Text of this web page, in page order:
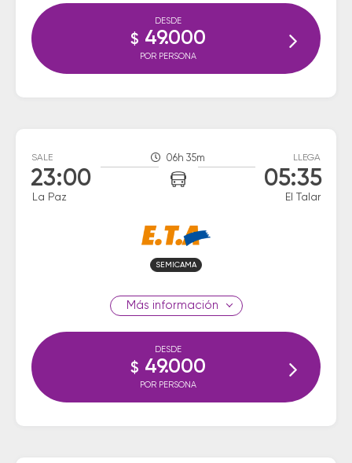
DESDE
$ 49.000
POR PERSONA
SALE
23:00
La Paz
06h 35m LLEGA
05:35
El Talar
SEMICAMA
información
DESDE
$ 49.000
POR PERSONA